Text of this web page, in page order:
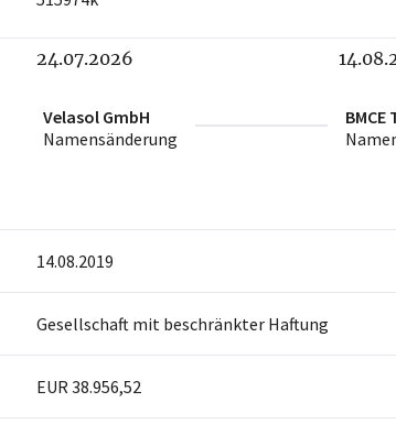
24.07.2026
Velasol GmbH
Namensänderung
14.08.2019
Gesellschaft mit beschränkter Haftung
EUR 38.956,52